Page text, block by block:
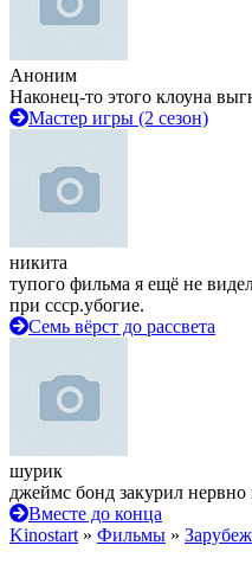
Аноним
Наконец-то этого клоуна
Мастер игры (2 сезон)
никита
тупого фильма я ещё не
при ссср.убогие.
Семь вёрст до рассвета
шурик
джеймс бонд закурил нервно
Вместе до конца
Kinostart » Фильмы »